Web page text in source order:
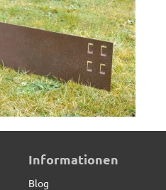
Cortenstahl,
Informationen
Blog